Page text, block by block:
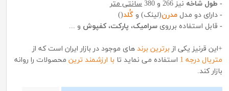
- طول شاخه نیز 266 و 380
سانتی متر
- دارای دو مدل مدرن(لینک) و گُلد()
- قابل استفاده برروی سرامیک، پارکت،کفپوش و ...
+این قرنیز یکی از برترین برند های موجود در بازار ایران است که از
متریال درجه 1
استفاده می نماید تا با ارزشمند ترین محصولات را روانه
بازار کند.